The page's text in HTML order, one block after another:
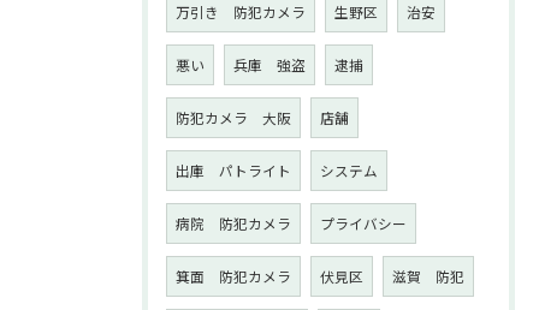
万引き 防犯カメラ 生野区 治安
悪い 兵庫 強盗 逮捕
防犯カメラ 大阪 店舗
出庫 パトライト システム
病院 防犯カメラ プライバシー
箕面 防犯カメラ 伏見区 滋賀 防犯